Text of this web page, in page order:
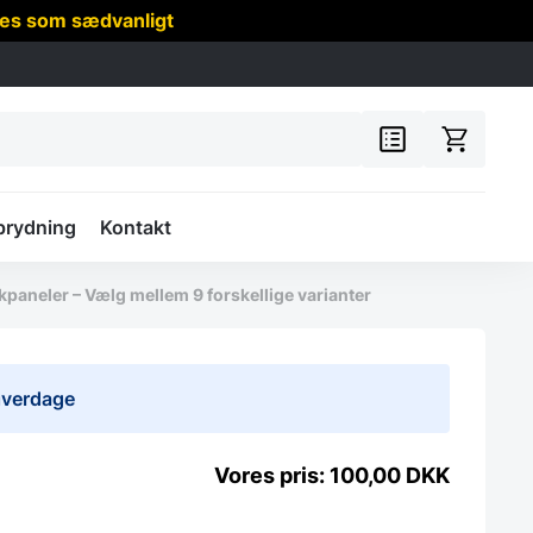
som sædvanligt
Kontakt
– Vælg mellem 9 forskellige varianter
100,00 DKK